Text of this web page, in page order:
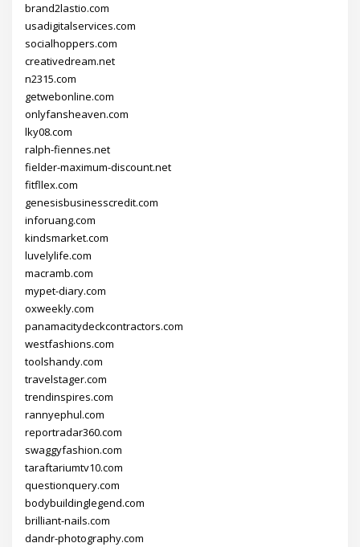
brand2lastio.com
usadigitalservices.com
socialhoppers.com
creativedream.net
n2315.com
getwebonline.com
onlyfansheaven.com
lky08.com
ralph-fiennes.net
fielder-maximum-discount.net
fitfllex.com
genesisbusinesscredit.com
inforuang.com
kindsmarket.com
luvelylife.com
macramb.com
mypet-diary.com
oxweekly.com
panamacitydeckcontractors.com
westfashions.com
toolshandy.com
travelstager.com
trendinspires.com
rannyephul.com
reportradar360.com
swaggyfashion.com
taraftariumtv10.com
questionquery.com
bodybuildinglegend.com
brilliant-nails.com
dandr-photography.com